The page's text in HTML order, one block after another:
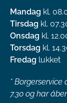
Mandag kl.
Tirsdag kl.
Onsdag kl.
Torsdag kl.
Fredag lukket
* Borgerservice
7.30 og har